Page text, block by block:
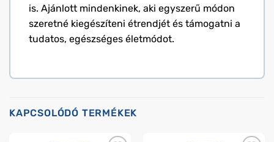
is. Ajánlott mindenkinek, aki egyszerű módon
szeretné kiegészíteni étrendjét és támogatni a
tudatos, egészséges életmódot.
KAPCSOLÓDÓ TERMÉKEK